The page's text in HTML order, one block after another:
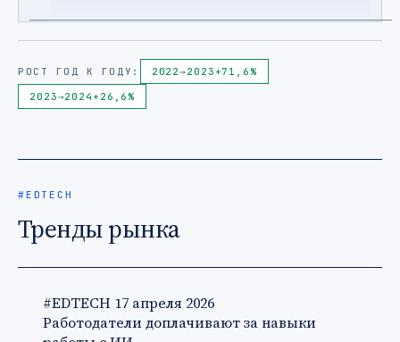
РОСТ ГОД К ГОДУ: 2022→ 2023 +71,6%
2023→2024 +26,6%
#EDTECH
Тренды рынка
#EDTECH 17 апреля 2026
Работодатели доплачивают за навыки